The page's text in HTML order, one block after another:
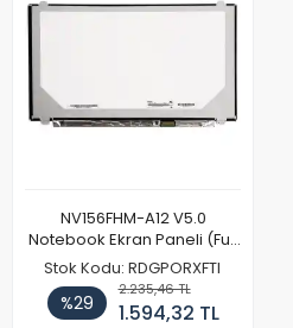
NV156FHM-A12 V5.0
Notebook Ekran Paneli (Full
HD)
Stok Kodu: RDGPORXFTI
%29
2.235,46 TL
1.594,32 TL